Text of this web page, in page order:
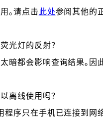
。请点击 此处参阅其他的
光灯的反射？
暗都会影响查询结果。因
离线使用吗？
程序只在手机已连接到网